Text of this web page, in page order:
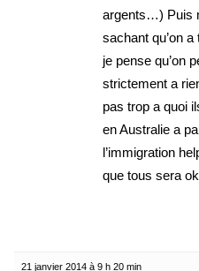
argents…) Puis
sachant qu’on
je pense qu’on
strictement a
pas trop a quoi
en Australie a
l’immigration
que tous sera
21 janvier 2014 à 9 h 20 min